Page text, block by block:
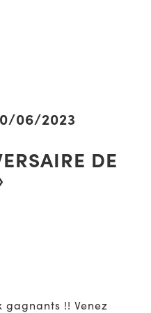
06/2023
DE
gagnants !! Venez